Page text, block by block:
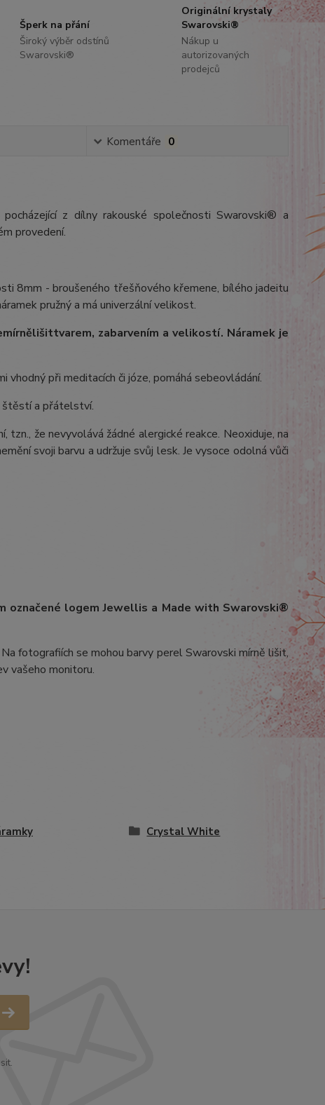
Šperk na přání
Široký výběr odstínů
Swarovski®
Originální krystaly
Swarovski®
Nákup u
autorizovaných
prodejců
Komentáře 0
z dílny rakouské společnosti Swarovski® a
provedení.
8mm - broušeného třešňového křemene, bílého jadeitu
pružný a má univerzální velikost.
mírnělišittvarem, zabarvením a velikostí. Náramek je
při meditacích či józe, pomáhá sebeovládání.
štěstí a přátelství.
že nevyvolává žádné alergické reakce. Neoxiduje, na
svoji barvu a udržuje svůj lesk. Je vysoce odolná vůči
označené logem Jewellis a Made with Swarovski®
fotografiích se mohou barvy perel Swarovski mírně lišit,
vašeho monitoru.
Crystal White